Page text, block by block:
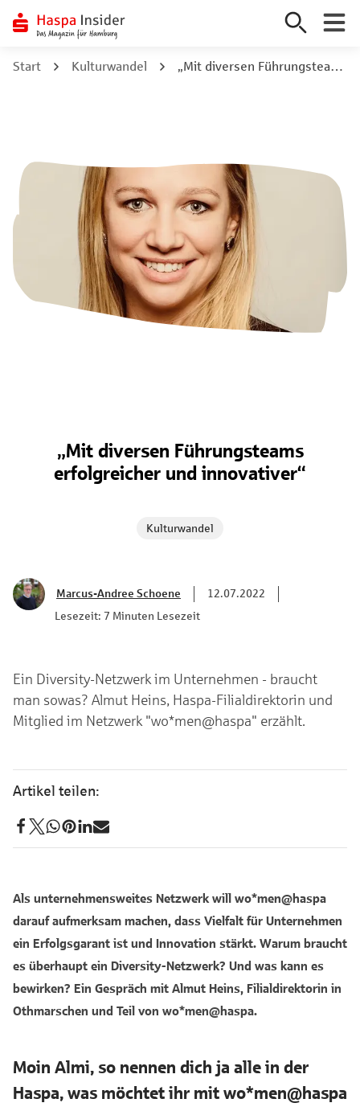
Inhalt
Start Kulturwandel „Mit diversen Führungsteams erfolgreicher und innovativer“
„Mit diversen Führungsteams
erfolgreicher und innovativer“
Kulturwandel
Marcus-Andree Schoene
12.07.2022
Lesezeit: 7 Minuten Lesezeit
Ein Diversity-Netzwerk im Unternehmen - braucht
man sowas? Almut Heins, Haspa-Filialdirektorin und
Mitglied im Netzwerk "wo*men@haspa" erzählt.
Als unternehmensweites Netzwerk will wo*men@haspa
darauf aufmerksam machen, dass Vielfalt für Unternehmen
ein Erfolgsgarant ist und Innovation stärkt. Warum braucht
es überhaupt ein Diversity-Netzwerk? Und was kann es
bewirken? Ein Gespräch mit Almut Heins, Filialdirektorin in
Othmarschen und Teil von wo*men@haspa.
Moin Almi, so nennen dich ja alle in der
Haspa, was möchtet ihr mit wo*men@haspa